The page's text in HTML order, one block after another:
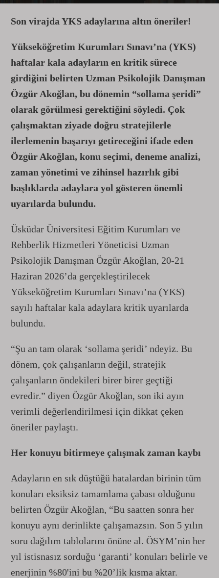
Son virajda YKS adaylarına altın öneriler!
Yükseköğretim Kurumları Sınavı’na (YKS)
haftalar kala adayların en kritik sürece
girdiğini belirten Uzman Psikolojik Danışman
Özgür Akoğlan, bu dönemin “sollama şeridi”
olarak görülmesi gerektiğini söyledi. Çok
çalışmaktan ziyade doğru stratejilerle
ilerlemenin başarıyı getireceğini ifade eden
Özgür Akoğlan, konu seçimi, deneme analizi,
zaman yönetimi ve zihinsel hazırlık gibi
başlıklarda adaylara yol gösteren önemli
uyarılarda bulundu.
Üsküdar Üniversitesi Eğitim Kurumları ve
Rehberlik Hizmetleri Yöneticisi Uzman
Psikolojik Danışman Özgür Akoğlan, 20-21
Haziran 2026’da gerçekleştirilecek
Yükseköğretim Kurumları Sınavı’na (YKS)
sayılı haftalar kala adaylara kritik uyarılarda
bulundu.
“Şu an tam olarak ‘sollama şeridi’ ndeyiz. Bu
dönem, çok çalışanların değil, stratejik
çalışanların öndekileri birer birer geçtiği
evredir.” diyen Özgür Akoğlan, son iki ayın
verimli değerlendirilmesi için dikkat çeken
öneriler paylaştı.
Her konuyu bitirmeye çalışmak zaman kaybı
Adayların en sık düştüğü hatalardan birinin tüm
konuları eksiksiz tamamlama çabası olduğunu
belirten Özgür Akoğlan, “Bu saatten sonra her
konuyu aynı derinlikte çalışamazsın. Son 5 yılın
soru dağılım tablolarını önüne al. ÖSYM’nin her
yıl istisnasız sorduğu ‘garanti’ konuları belirle ve
enerjinin %80'ini bu %20’lik kısma aktar.